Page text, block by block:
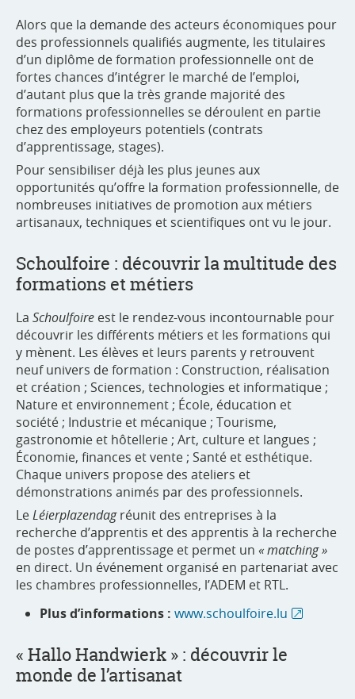
Alors que la demande des acteurs économiques pour
des professionnels qualifiés augmente, les titulaires
d’un diplôme de formation professionnelle ont de
fortes chances d’intégrer le marché de l’emploi,
d’autant plus que la très grande majorité des
formations professionnelles se déroulent en partie
chez des employeurs potentiels (contrats
d’apprentissage, stages).
Pour sensibiliser déjà les plus jeunes aux
opportunités qu’offre la formation professionnelle, de
nombreuses initiatives de promotion aux métiers
artisanaux, techniques et scientifiques ont vu le jour.
Schoulfoire : découvrir la multitude des
formations et métiers
La Schoulfoire est le rendez-vous incontournable pour
découvrir les différents métiers et les formations qui
y mènent. Les élèves et leurs parents y retrouvent
neuf univers de formation : Construction, réalisation
et création ; Sciences, technologies et informatique ;
Nature et environnement ; École, éducation et
société ; Industrie et mécanique ; Tourisme,
gastronomie et hôtellerie ; Art, culture et langues ;
Économie, finances et vente ; Santé et esthétique.
Chaque univers propose des ateliers et
démonstrations animés par des professionnels.
LeLéierplazendagréunit des entreprises à la
recherche d’apprentis et des apprentis à la recherche
de postes d’apprentissage et permet un « matching »
en direct. Un événement organisé en partenariat avec
les chambres professionnelles, l’ADEM et RTL.
Plus d’informations : www.schoulfoire.lu
« Hallo Handwierk » : découvrir le
monde de l’artisanat